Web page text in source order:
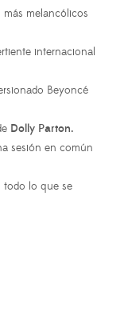
más melancólicos
internacional
Beyoncé
Dolly Parton.
sesión en común
todo lo que se